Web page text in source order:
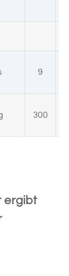
9
300
ergibt